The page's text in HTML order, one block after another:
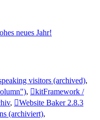
neues Jahr!
visitors (archived),
,
kitFramework /
,
Website Baker 2.8.3
(archiviert),